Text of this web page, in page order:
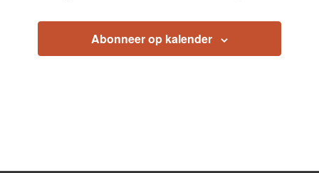
Abonneer op kalender